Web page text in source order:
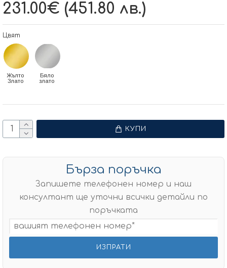
231.00€ (451.80 лв.)
Цвят
Жълто
Злато
Бяло
злато
КУПИ
Бърза поръчка
Запишете телефонен номер и наш
консултант ще уточни всички детайли по
поръчката